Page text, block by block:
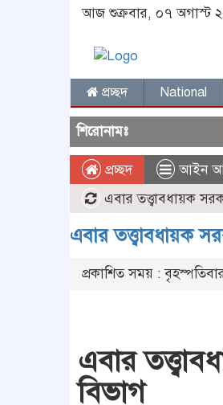
আজ শুক্রবার, ০৭ অগাস্ট
প্রচ্ছদ National
শিরোনামঃ
প্রচ্ছদ আইন
এবার তত্ত্বাবধায়ক
এবার তত্ত্বাবধায়ক
প্রকাশিত সময় :
এবার
বিভাগ